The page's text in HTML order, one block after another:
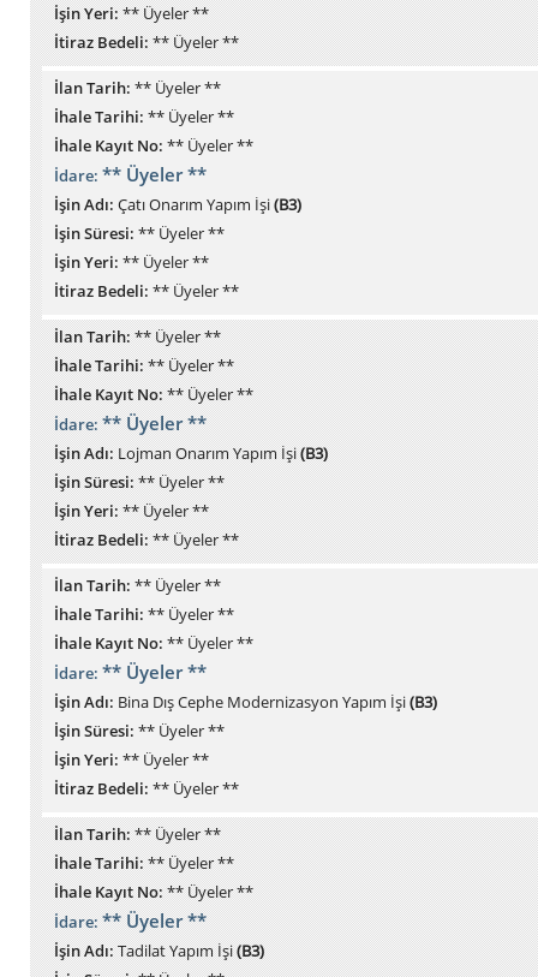
İşin Yeri:** Üyeler **
İtiraz Bedeli:** Üyeler **
İlan Tarih: ** Üyeler **
İhale Tarihi: ** Üyeler **
İhale Kayıt No: ** Üyeler **
İdare: ** Üyeler **
İşin Adı: Çatı Onarım Yapım İşi(B3)
İşin Süresi: ** Üyeler **
İşin Yeri: ** Üyeler **
İtiraz Bedeli: ** Üyeler **
İlan Tarih:** Üyeler **
İhale Tarihi:** Üyeler **
İhale Kayıt No:** Üyeler **
İdare:** Üyeler **
İşin Adı:Lojman Onarım Yapım İşi(B3)
İşin Süresi:** Üyeler **
İşin Yeri:** Üyeler **
İtiraz Bedeli:** Üyeler **
İlan Tarih: ** Üyeler **
İhale Tarihi: ** Üyeler **
İhale Kayıt No: ** Üyeler **
İdare: ** Üyeler **
İşin Adı: Bina Dış Cephe Modernizasyon Yapım İşi(B3)
İşin Süresi: ** Üyeler **
İşin Yeri: ** Üyeler **
İtiraz Bedeli: ** Üyeler **
İlan Tarih:** Üyeler **
İhale Tarihi:** Üyeler **
İhale Kayıt No:** Üyeler **
İdare:** Üyeler **
İşin Adı:Tadilat Yapım İşi(B3)